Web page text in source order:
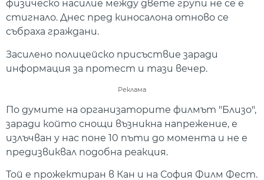
физическо насилие между двете групи не се е
стигнало. Днес пред киносалона отново се
събраха граждани.
Засилено полицейско присъствие заради
информация за протест и тази вечер.
Реклама
По думите на организаторите филмът "Близо",
заради който снощи възникна напрежение, е
излъчван у нас поне 10 пъти до момента и не е
предизвиквал подобна реакция.
Той е прожектиран в Кан и на София Филм Фест.